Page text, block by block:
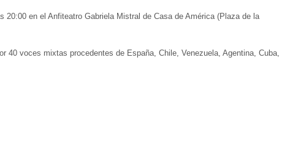
en el Anfiteatro Gabriela Mistral de Casa de América (Plaza de la
40 voces mixtas procedentes de España, Chile, Venezuela, Agentina, Cuba,